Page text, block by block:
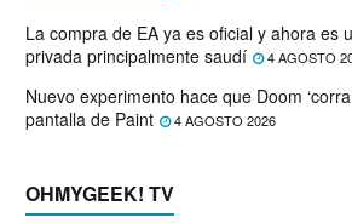
La compra de EA ya es oficial y ahora es
privada principalmente saudí
4 AGOSTO
Nuevo experimento hace que Doom
pantalla de Paint
4 AGOSTO 2026
OHMYGEEK! TV